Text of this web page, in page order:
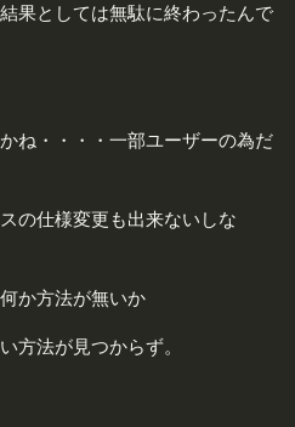
果としては無駄に終わったんで
ね・・・・一部ユーザーの為だ
の仕様変更も出来ないしな
か方法が無いか
方法が見つからず。